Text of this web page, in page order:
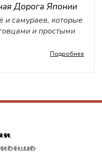
Дорога Японии
и самураев, которые
и простыми
Подробнее